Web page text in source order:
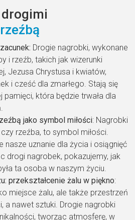
Drogie nagrobki, wykonane
i rzeźb, takich jak wizerunki
Jezusa Chrystusa i kwiatów,
i cześć dla zmarłego. Stają się
która będzie trwała dla
jako symbol miłości: Nagrobki
rzeźba, to symbol miłości.
nasze uznanie dla życia i osiągnięć
drogi nagrobek, pokazujemy, jak
ta osoba w naszym życiu.
przekształcenie żalu w piękno:
miejsce żalu, ale także przestrzeń
a nawet sztuki. Drogie nagrobki
tworząc atmosferę, w